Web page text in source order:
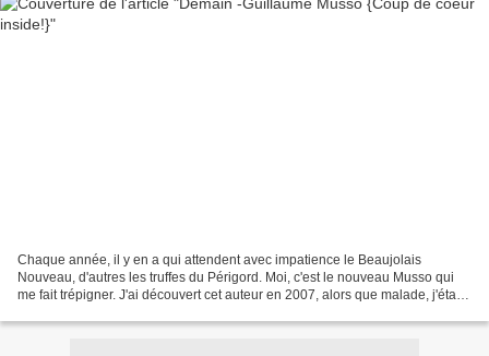
Chaque année, il y en a qui attendent avec impatience le Beaujolais
Nouveau, d'autres les truffes du Périgord. Moi, c'est le nouveau Musso qui
me fait trépigner. J'ai découvert cet auteur en 2007, alors que malade, j'étais